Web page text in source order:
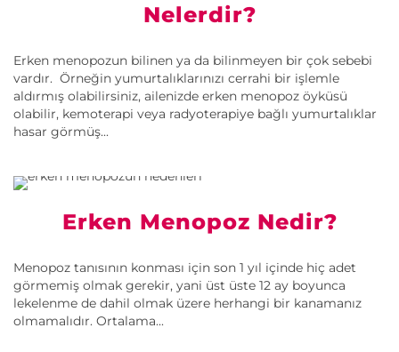
Nelerdir?
Erken menopozun bilinen ya da bilinmeyen bir çok sebebi
vardır. Örneğin yumurtalıklarınızı cerrahi bir işlemle
aldırmış olabilirsiniz, ailenizde erken menopoz öyküsü
olabilir, kemoterapi veya radyoterapiye bağlı yumurtalıklar
hasar görmüş...
Erken Menopoz Nedir?
Menopoz tanısının konması için son 1 yıl içinde hiç adet
görmemiş olmak gerekir, yani üst üste 12 ay boyunca
lekelenme de dahil olmak üzere herhangi bir kanamanız
olmamalıdır. Ortalama...